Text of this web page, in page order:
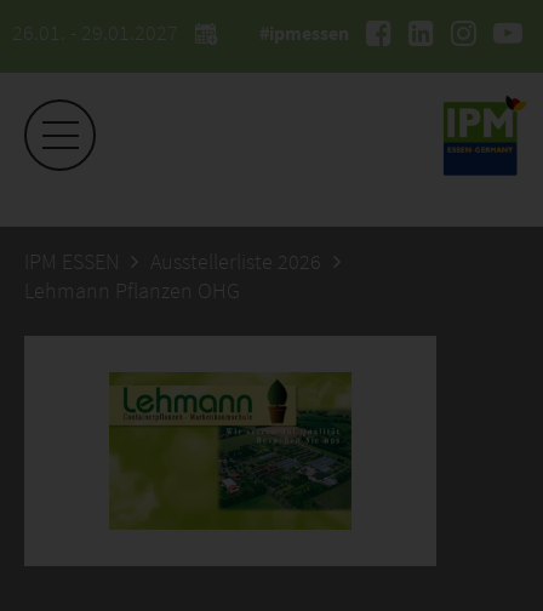
26.01. - 29.01.2027 #ipmessen
IPM ESSEN
Ausstellerliste 2026
Lehmann Pflanzen OHG